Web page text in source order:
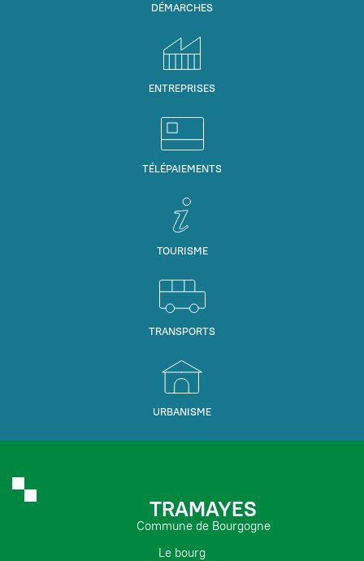
DÉMARCHES
ENTREPRISES
TÉLÉPAIEMENTS
TOURISME
TRANSPORTS
URBANISME
TRAMAYES
Commune de Bourgogne
Le bourg